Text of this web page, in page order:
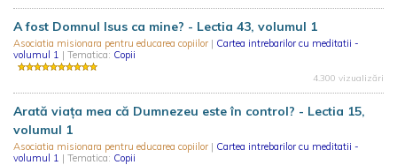
A fost Domnul Isus ca mine? - Lectia 43, volumul 1
Asociatia misionara pentru educarea copiilor | Cartea intrebarilor cu meditatii -
volumul 1 | Tematica: Copii
4.300 vizualizări
Arată viaţa mea că Dumnezeu este în control? - Lectia 15,
volumul 1
Asociatia misionara pentru educarea copiilor | Cartea intrebarilor cu meditatii -
volumul 1 | Tematica: Copii